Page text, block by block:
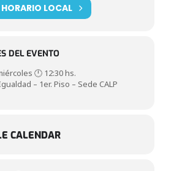
LOCAL
DEL EVENTO
🕛 12:30 hs.
– 1er. Piso – Sede CALP
CALENDAR